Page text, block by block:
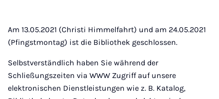
Am 13.05.2021 (Christi Himmelfahrt) und am 24.05.2021
(Pfingstmontag) ist die Bibliothek geschlossen.
Selbstverständlich haben Sie während der
Schließungszeiten via WWW Zugriff auf unsere
elektronischen Dienstleistungen wie z. B. Katalog,